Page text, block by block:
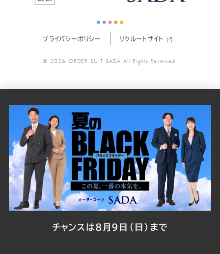
ツ
の
公
式
Youtube
ー
の
公
式
Facebook
ー
ツ
の
公
式
Twitter
ツ
の
公
式
ツ
の
公
式
LINE
プライバシーポリシー リクルートサイト
© 2026 ORDER SUIT SADA All Rights Reserved.
チャンスは8月9日（日）まで